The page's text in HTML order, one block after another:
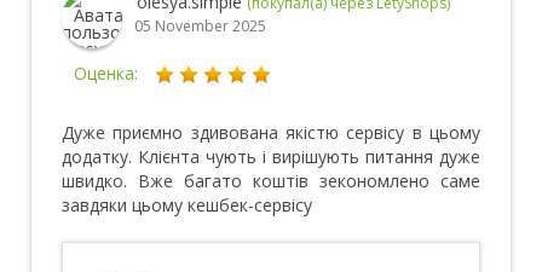
05 November 2025
Оценка:
Дуже приємно здивована якістю сервісу в цьому
додатку. Клієнта чують і вирішують питання дуже
швидко. Вже багато коштів зекономлено саме
завдяки цьому кешбек-сервісу